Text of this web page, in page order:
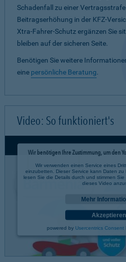
Schadenfall zu einer
Beitragserhöhung in der KFZ-
Xtra-Fahrer-Schutz ergänzen Sie
bleiben auf der sicheren Seite.
Benötigen Sie weitere
eine persönliche Beratung.
Video: So funktioniert's
Wir benötigen Ihre Zustimmung, um den
Wir verwenden einen Service eines
einzubetten. Dieser Service kann Daten zu
lesen Sie die Details durch und stimmen
dieses Video
Mehr
Akzeptieren
powered by Usercentrics